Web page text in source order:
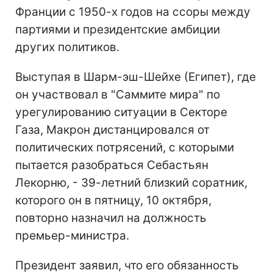
Франции с 1950-х годов на ссоры между
партиями и президентские амбиции
других политиков.
Выступая в Шарм-эш-Шейхе (Египет), где
он участвовал в "Саммите мира" по
урегулированию ситуации в Секторе
Газа, Макрон дистанцировался от
политических потрясений, с которыми
пытается разобраться Себастьян
Лекорню, - 39-летний близкий соратник,
которого он в пятницу, 10 октября,
повторно назначил на должность
премьер-министра.
Президент заявил, что его обязанность